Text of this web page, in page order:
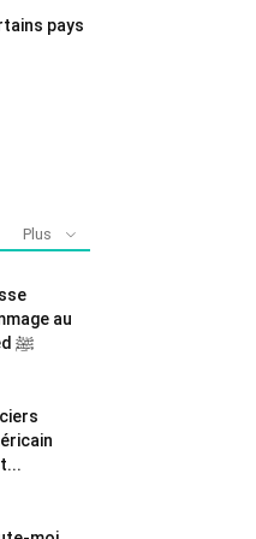
pays
Plus
au
Prophète Mohammed ﷺ